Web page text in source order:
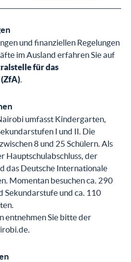
und finanziellen Regelungen
im Ausland erfahren Sie auf
für das
umfasst Kindergarten,
I und II. Die
8 und 25 Schülern. Als
Hauptschulabschluss, der
das Deutsche Internationale
Momentan besuchen ca. 290
Sekundarstufe und ca. 110
entnehmen Sie bitte der